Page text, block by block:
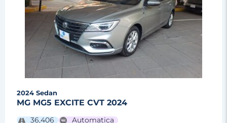
2024 Sedan
MG MG5 EXCITE CVT 2024
36,406 Automatica